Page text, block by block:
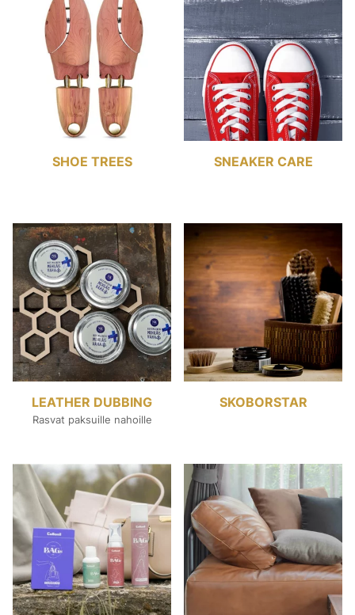
SHOE TREES SNEAKER CARE
LEATHER DUBBING
Rasvat paksuille nahoille
SKOBORSTAR